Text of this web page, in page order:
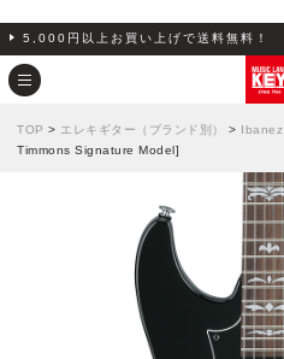
5,000円以上お買い上げで送料無料！
TOP > エレキギター（ブランド別） > Ibanez
Timmons Signature Model]